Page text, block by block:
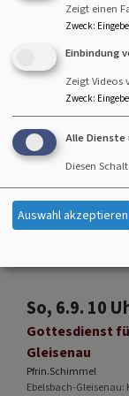
Gottesdienst -
Lektorin Herold
So, 30.8. 10
Gottesdienst
Lektorin i.A.Teske
Hallstadt
So, 6.9. 10
Gottesdienst
Gleisenau
Pfrin.Schimmel
Ebelsbach-Gleisenau
Zeigt einen
Zweck:
Einbindung
Zeigt Videos
Zweck:
Alle
Diesen
Auswahl akzeptieren